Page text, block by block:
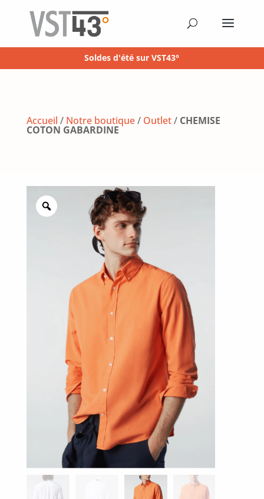
Soldes d'été sur VST43°
Accueil / Notre boutique/ Outlet/ CHEMISE
COTON GABARDINE